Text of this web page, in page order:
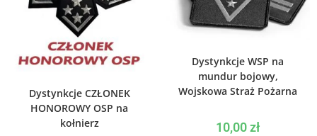
Dystynkcje CZŁONEK
HONOROWY OSP na
kołnierz
Dystynkcje WSP na
mundur bojowy,
Wojskowa Straż Pożarna
10,00zł